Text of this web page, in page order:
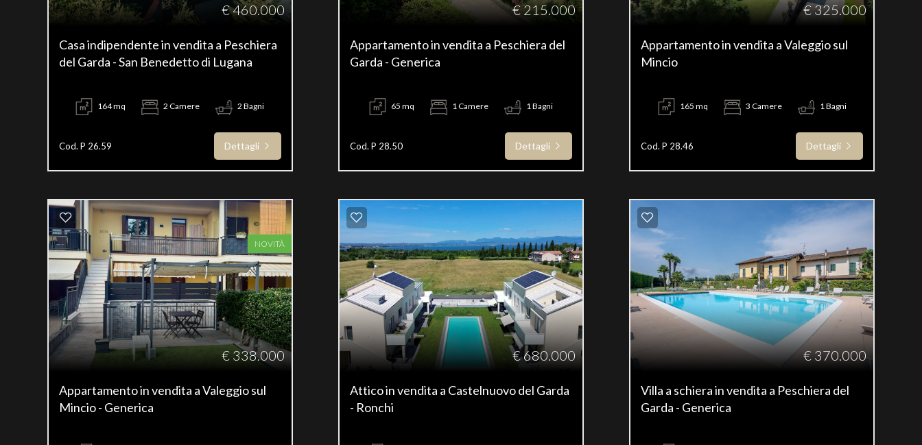
€ 460.000
Casa indipendente in vendita a Peschiera
del Garda - San Benedetto di Lugana
164 mq 2 Camere 2 Bagni
Cod. P 26.59 Dettagli
€ 215.000
Appartamento in vendita a Peschiera del
Garda - Generica
65 mq 1 Camere 1 Bagni
Cod. P 28.50 Dettagli
€ 325.000
Appartamento in vendita a Valeggio sul
Mincio
165 mq 3 Camere 1 Bagni
Cod. P 28.46 Dettagli
NOVITÀ
€ 338.000
Appartamento in vendita a Valeggio sul
Mincio - Generica
€ 680.000
Attico in vendita a Castelnuovo del Garda
- Ronchi
€ 370.000
Villa a schiera in vendita a Peschiera del
Garda - Generica